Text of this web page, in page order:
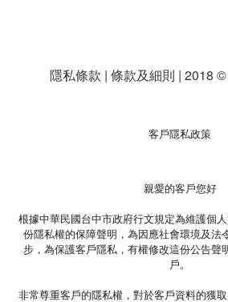
隱私條款 | 條款及細則 | 2018
客戶隱私政策
親愛的客戶您好
根據中華民國台中市政府行文規定為維護個
份隱私權的保障聲明，為因應社會環境及法
步，為保護客戶隱私，有權修改這份公告聲
戶。
非常尊重客戶的隱私權，對於客戶資料的獲